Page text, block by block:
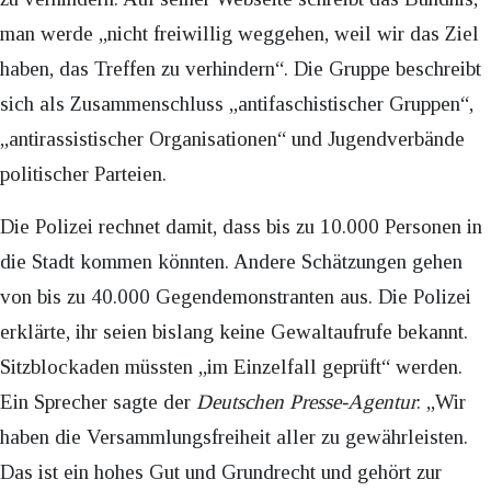
man werde „nicht freiwillig weggehen, weil wir das Ziel
haben, das Treffen zu verhindern“. Die Gruppe beschreibt
sich als Zusammenschluss „antifaschistischer Gruppen“,
„antirassistischer Organisationen“ und Jugendverbände
politischer Parteien.
Die Polizei rechnet damit, dass bis zu 10.000 Personen in
die Stadt kommen könnten. Andere Schätzungen gehen
von bis zu 40.000 Gegendemonstranten aus. Die Polizei
erklärte, ihr seien bislang keine Gewaltaufrufe bekannt.
Sitzblockaden müssten „im Einzelfall geprüft“ werden.
Ein Sprecher sagte der Deutschen Presse-Agentur: „Wir
haben die Versammlungsfreiheit aller zu gewährleisten.
Das ist ein hohes Gut und Grundrecht und gehört zur